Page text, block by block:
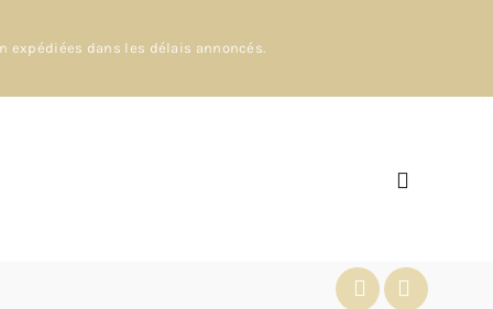
expédiées dans les délais annoncés.